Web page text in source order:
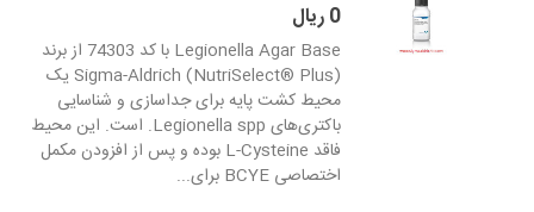
0 ریال
Legionella Agar Base با کد 74303 از برند
Sigma-Aldrich (NutriSelect® Plus) یک
محیط کشت پایه برای جداسازی و شناسایی
باکتری‌های Legionella spp. است. این محیط
فاقد L-Cysteine بوده و پس از افزودن مکمل
اختصاصی BCYE برای...